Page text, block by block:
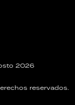
2026
reservados.